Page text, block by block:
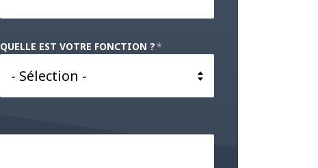
QUELLE EST VOTRE FONCTION ?*